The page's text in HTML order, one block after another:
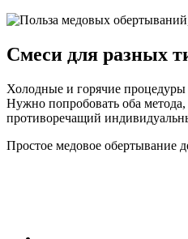
Смеси для разных
Холодные и горячие процедуры
Нужно попробовать оба
противоречащий
Простое медовое обертывание